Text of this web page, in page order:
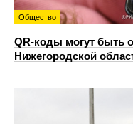
Общество
QR-коды могут быть
Нижегородской